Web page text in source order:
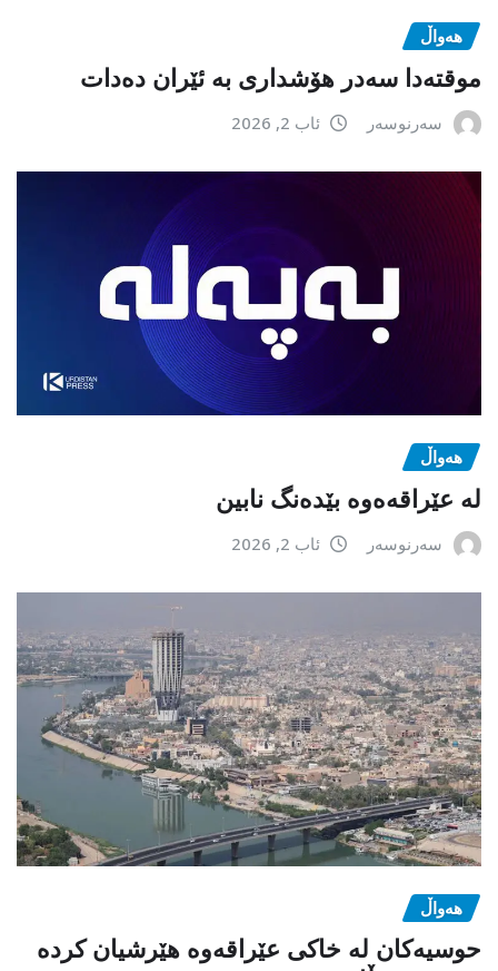
هەواڵ
موقتەدا سەدر هۆشداری بە ئێران دەدات
سەرنوسەر ئاب 2, 2026
هەواڵ
لە عێراقەەوە بێدەنگ نابین
سەرنوسەر ئاب 2, 2026
هەواڵ
حوسیەکان لە خاکی عێراقەوە هێرشیان کردە